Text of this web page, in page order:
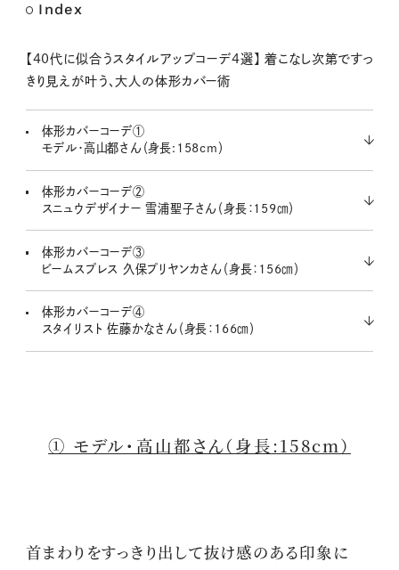
t
Index
【40代に似合うスタイルアップコーデ4選】 着こなし次第ですっ
きり見えが叶う、大人の体形カバー術
体形カバーコーデ①
モデル・高山都さん（身長:158cm）
体形カバーコーデ②
スニュウデザイナー 雪浦聖子さん（身長：159㎝）
体形カバーコーデ③
ビームスプレス 久保プリヤンカさん（身長：156㎝）
体形カバーコーデ④
スタイリスト 佐藤かなさん（身長：166㎝）
① モデル・高山都さん（身長:158cm）
首まわりをすっきり出して抜け感のある印象に